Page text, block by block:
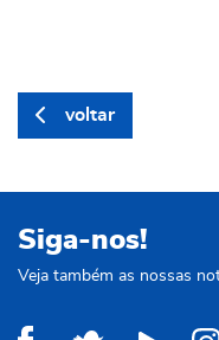
voltar
Siga-nos!
Veja também as nossas